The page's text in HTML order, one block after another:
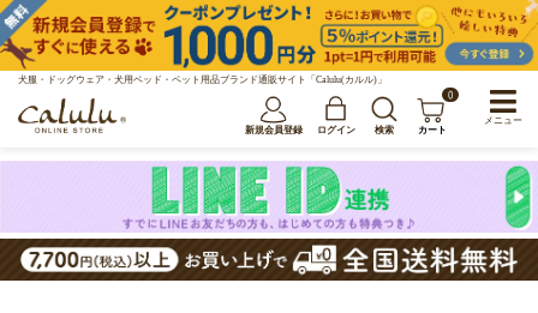
犬服・ドッグウェア・犬用ベッド・ペット用品ブランド通販サイト「Calulu(カルル)」
新規会員登録 ログイン 検索
0
カート
メニュー